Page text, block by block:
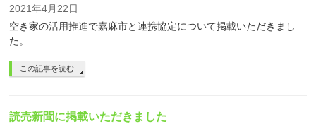
2021年4月22日
空き家の活用推進で嘉麻市と連携協定について掲載いただきまし
た。
この記事を読む
読売新聞に掲載いただきました